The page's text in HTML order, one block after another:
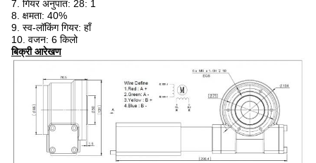
7. गियर अनुपात: 28: 1
8. क्षमता: 40%
9. स्व-लॉकिंग गियर: हाँ
10. वजन: 6 किलो
बिक्री आरेखण